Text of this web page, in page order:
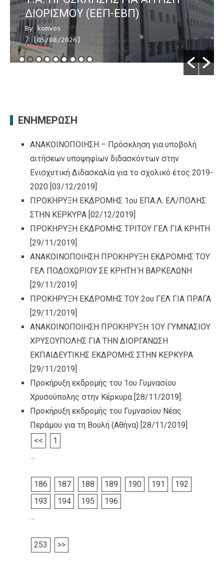
ΔΙΟΡΙΣΜΟΥ (ΕΕΠ-ΕΒΠ)
By komvos
/ [05/08/2026]
ΕΝΗΜΕΡΩΣΗ
ΑΝΑΚΟΙΝΟΠΟΙΗΣΗ – Πρόσκληση για υποβολή
αιτήσεων υποψηφίων διδασκόντων στην
Ενισχυτική Διδασκαλία για το σχολικό έτος 2019-
2020 [03/12/2019]
ΠΡΟΚΗΡΥΞΗ ΕΚΔΡΟΜΗΣ 1ου ΕΠΑ.Λ. ΕΛ/ΠΟΛΗΣ
ΣΤΗΝ ΚΕΡΚΥΡΑ [02/12/2019]
ΠΡΟΚΗΡΥΞΗ ΕΚΔΡΟΜΗΣ ΤΡΙΤΟΥ ΓΕΛ ΓΙΑ ΚΡΗΤΗ
[29/11/2019]
ΑΝΑΚΟΙΝΟΠΟΙΗΣΗ ΠΡΟΚΗΡΥΞΗ ΕΚΔΡΟΜΗΣ ΤΟΥ
ΓΕΛ ΠΟΔΟΧΩΡΙΟΥ ΣΕ ΚΡΗΤΗ Ή ΒΑΡΚΕΛΩΝΗ
[29/11/2019]
ΠΡΟΚΗΡΥΞΗ ΕΚΔΡΟΜΗΣ ΤΟΥ 2ου ΓΕΛ ΓΙΑ ΠΡΑΓΑ
[29/11/2019]
ΑΝΑΚΟΙΝΟΠΟΙΗΣΗ ΠΡΟΚΗΡΥΞΗ 1ΟΥ ΓΥΜΝΑΣΙΟΥ
ΧΡΥΣΟΥΠΟΛΗΣ ΓΙΑ ΤΗΝ ΔΙΟΡΓΑΝΩΣΗ
ΕΚΠΑΙΔΕΥΤΙΚΗΣ ΕΚΔΡΟΜΗΣ ΣΤΗΝ ΚΕΡΚΥΡΑ
[29/11/2019]
Προκήρυξη εκδρομής του 1ου Γυμνασίου
Χρυσούπολης στην Κέρκυρα [28/11/2019]
Προκήρυξη εκδρομής του Γυμνασίου Νέας
Περάμου για τη Βουλή (Αθήνα) [28/11/2019]
<<
1
…
186 187 188 189 190 191
192
193
194 195
196
…
253 >>